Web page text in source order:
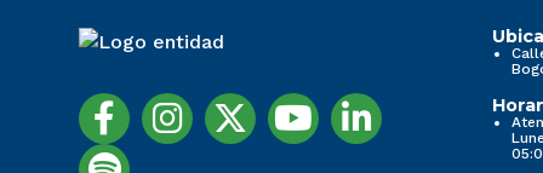
1. Información de la entidad
1. Información de la entidad